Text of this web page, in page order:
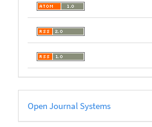
Desenvolvido
por
Open Journal Systems